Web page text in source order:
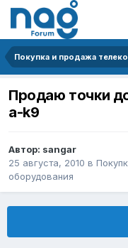
Продаю точки
a-k9
Автор: sangar
25 августа, 2010 в
оборудования